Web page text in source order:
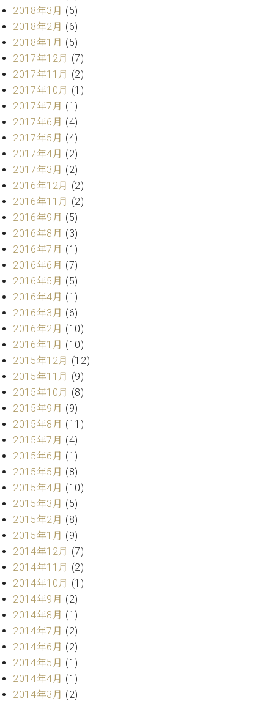
律
師
紹
介
調
律
金
表
お
問
い
わ
せ
尾山調律師のブ
ログ Die
Musikgasse（音
楽の小道）
2018年3月 (5)
2018年2月 (6)
2018年1月 (5)
2017年12月 (7)
2017年11月 (2)
2017年10月 (1)
2017年7月 (1)
2017年6月 (4)
2017年5月 (4)
2017年4月 (2)
2017年3月 (2)
2016年12月 (2)
2016年11月 (2)
2016年9月 (5)
2016年8月 (3)
2016年7月 (1)
2016年6月 (7)
2016年5月 (5)
2016年4月 (1)
2016年3月 (6)
2016年2月 (10)
2016年1月 (10)
2015年12月 (12)
2015年11月 (9)
2015年10月 (8)
2015年9月 (9)
2015年8月 (11)
2015年7月 (4)
2015年6月 (1)
2015年5月 (8)
2015年4月 (10)
2015年3月 (5)
2015年2月 (8)
2015年1月 (9)
2014年12月 (7)
2014年11月 (2)
2014年10月 (1)
2014年9月 (2)
2014年8月 (1)
2014年7月 (2)
2014年6月 (2)
2014年5月 (1)
2014年4月 (1)
2014年3月 (2)